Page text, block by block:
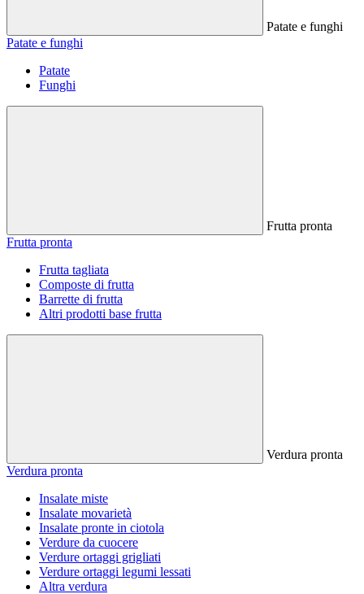
Patate e funghi
Patate e funghi
Patate
Funghi
Frutta pronta
Frutta pronta
Frutta tagliata
Composte di frutta
Barrette di frutta
Altri prodotti base frutta
Verdura pronta
Verdura pronta
Insalate miste
Insalate movarietà
Insalate pronte in ciotola
Verdure da cuocere
Verdure ortaggi grigliati
Verdure ortaggi legumi lessati
Altra verdura